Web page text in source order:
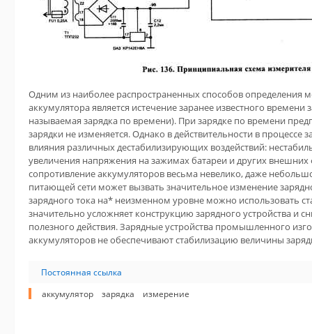
Одним из наиболее распространенных способов определения
аккумулятора является истечение заранее известного
называемая зарядка по времени). При зарядке по времени
зарядки не изменяется. Однако в действительности в процессе
влияния различных дестабилизирующих воздействий:
увеличения напряжения на зажимах батареи и других внешних
сопротивление аккумуляторов весьма невелико, даже
питающей сети может вызвать значительное изменение
зарядного тока на* неизменном уровне можно использовать
значительно усложняет конструкцию зарядного устройства и
полезного действия. Зарядные устройства промышленного
аккумуляторов не обеспечивают стабилизацию величины
Постоянная ссылка
аккумулятор
зарядка измерение